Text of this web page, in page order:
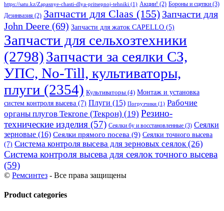
https://satu.kz/Zapasnye-chasti-dlya-pritsepnoj-tehniki (1) Акции! (2) Бороны и сцепки (3)
Дезинвазия (2) Запчасти для Claas (155) Запчасти для
John Deere (69) Запчасти для жаток CAPELLO (5)
Запчасти для сельхозтехники
(2798)Запчасти за сеялки СЗ,
УПС, No-Till, культиваторы,
плуги (2354) Культиваторы (4) Монтаж и установка
систем контроля высева (7) Плуги (15) Погрузчики (1) Рабочие
органы плугов Текrоne (Текрон) (19) Резино-
технические изделия (57) Сеялки бу и восстановленные (3) Сеялки
зерновые (16) Сеялки прямого посева (9) Сеялки точного высева
(7) Система контроля высева для зерновых сеялок(26)
Система контроля высева для сеялок точного высева
(59)
© Ремсинтез - Все права защищены
Product categories